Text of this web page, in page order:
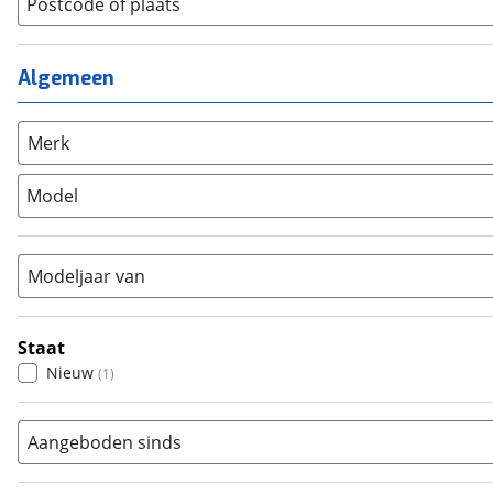
Kinderfiets (0)
Ligfiets (0)
Mountainbike
Overig (0)
Racefiets
Stadsfiets (9)
Tandem
Vouwfiets (0)
Meisjes
Algemeen
Merk
Model
Modeljaar van
Staat
Nieuw (1)
Aangeboden sinds